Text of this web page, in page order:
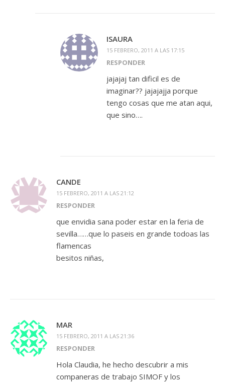
ISAURA
15 FEBRERO, 2011 A LAS 17:15
RESPONDER
jajajaj tan dificil es de
imaginar?? jajajajja porque
tengo cosas que me atan aqui,
que sino….
CANDE
15 FEBRERO, 2011 A LAS 21:12
RESPONDER
que envidia sana poder estar en la feria de
sevilla……que lo paseis en grande todoas las
flamencas
besitos niñas,
MAR
15 FEBRERO, 2011 A LAS 21:36
RESPONDER
Hola Claudia, he hecho descubrir a mis
companeras de trabajo SIMOF y los